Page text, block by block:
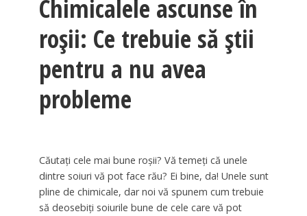
Chimicalele ascunse în
roşii: Ce trebuie să ştii
pentru a nu avea
probleme
Căutaţi cele mai bune roşii? Vă temeţi că unele
dintre soiuri vă pot face rău? Ei bine, da! Unele sunt
pline de chimicale, dar noi vă spunem cum trebuie
să deosebiţi soiurile bune de cele care vă pot